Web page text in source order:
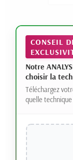
CONSEIL
Notre
choisir la
Téléchargez
quelle